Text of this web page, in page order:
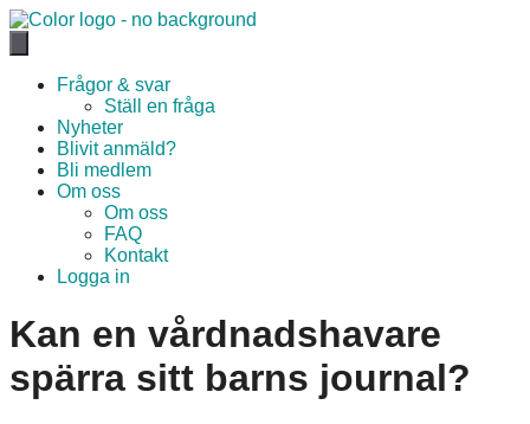
Hoppa
till
innehåll
Frågor & svar
Ställ en fråga
Nyheter
Blivit anmäld?
Bli medlem
Om oss
Om oss
FAQ
Kontakt
Logga in
Kan en vårdnadshavare
spärra sitt barns journal?